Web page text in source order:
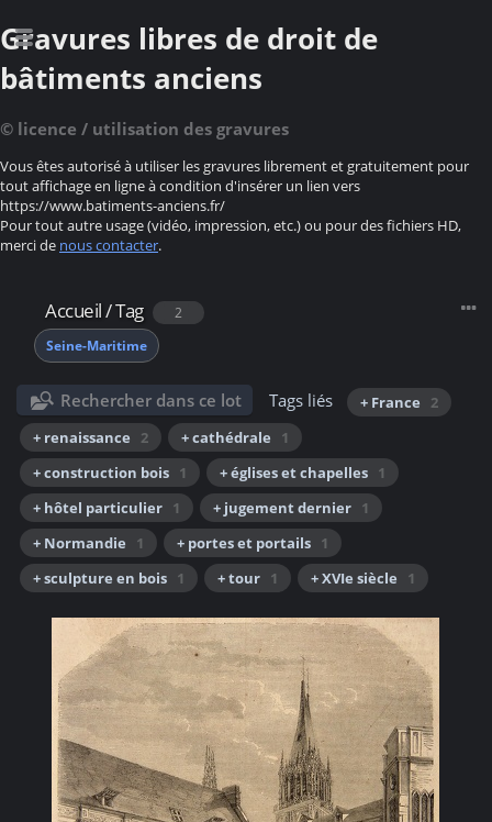
Gravures libres de droit de
bâtiments anciens
© licence / utilisation des gravures
Vous êtes autorisé à utiliser les gravures librement et gratuitement pour
tout affichage en ligne à condition d'insérer un lien vers
https://www.batiments-anciens.fr/
Pour tout autre usage (vidéo, impression, etc.) ou pour des fichiers HD,
merci de nous contacter.
Accueil/Tag
2
Seine-Maritime
Rechercher dans ce lot Tags liés + France
2
+ renaissance
2 + cathédrale
1
+ construction bois 1 + églises et chapelles 1
+ hôtel particulier 1 + jugement dernier 1
+ Normandie
1 + portes et portails 1
+ sculpture en bois 1 + tour 1 + XVIe siècle 1